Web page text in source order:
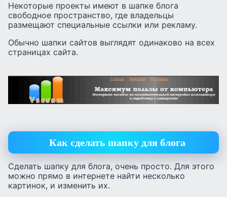
Некоторые проекты имеют в шапке блога
свободное пространство, где владельцы
размещают специальные ссылки или рекламу.
Обычно шапки сайтов выглядят одинаково на всех
страницах сайта.
Как сделать шапку для блога
Сделать шапку для блога, очень просто. Для этого
можно прямо в интернете найти несколько
картинок, и изменить их.